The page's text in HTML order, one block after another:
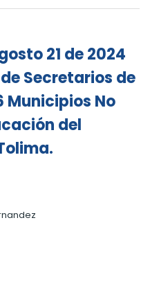
21 de 2024
Secretarios de
Municipios No
del